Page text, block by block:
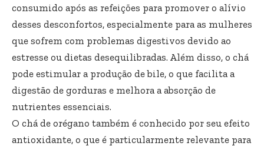
consumido após as refeições para promover o alívio
desses desconfortos, especialmente para as mulheres
que sofrem com problemas digestivos devido ao
estresse ou dietas desequilibradas. Além disso, o chá
pode estimular a produção de bile, o que facilita a
digestão de gorduras e melhora a absorção de
nutrientes essenciais.
O chá de orégano também é conhecido por seu efeito
antioxidante, o que é particularmente relevante para